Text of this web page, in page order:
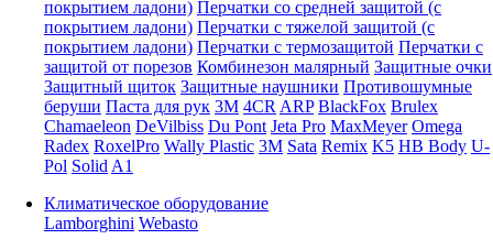
покрытием ладони) Перчатки со средней защитой (с
покрытием ладони) Перчатки с тяжелой защитой (с
покрытием ладони) Перчатки с термозащитой Перчатки с
защитой от порезов Комбинезон малярный Защитные очки
Защитный щиток Защитные наушники Противошумные
беруши Паста для рук 3M 4CR ARP BlackFox Brulex
Chamaeleon DeVilbiss Du Pont Jeta Pro MaxMeyer Omega
Radex RoxelPro Wally Plastic 3M Sata Remix K5 HB Body U-
Pol Solid A1
Климатическое оборудование
Lamborghini Webasto